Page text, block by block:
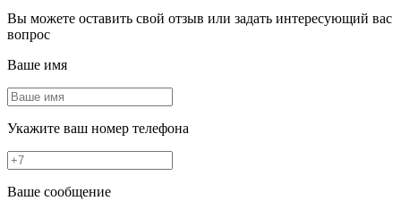
Вы можете оставить свой отзыв или задать интересующий вас
вопрос
Ваше имя
Укажите ваш номер телефона
Ваше сообщение